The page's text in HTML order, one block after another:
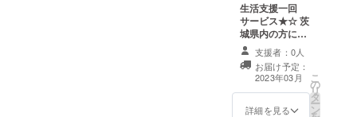
生活支援一回
サービス★☆ 茨
城県内の方に限
ります。 ３月１
９日以降の営業
時間９時〜17時
にお電話でお問
い合わせ下さ
い。よろしくお
支援者：0人
お届け予定：
2023年03月
詳細を見る
こ
の
リ
タ
ー
ン